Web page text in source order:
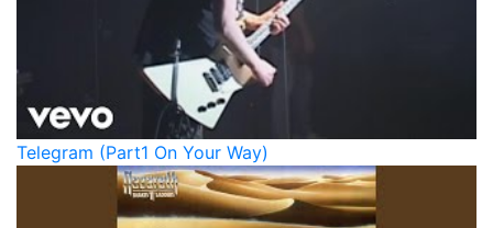
Telegram (Part1 On Your Way)